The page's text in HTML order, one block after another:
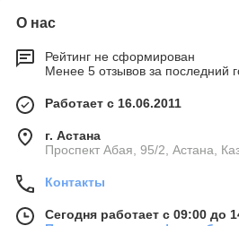
О нас
Рейтинг не сформирован
Менее 5 отзывов за последний
Работает с 16.06.2011
г. Астана
​Проспект Абая, 95/2, Астана,
Контакты
Сегодня работает с 09:00 до